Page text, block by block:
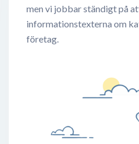
men vi jobbar ständigt på
informationstexterna om
företag.